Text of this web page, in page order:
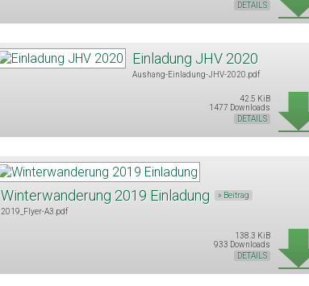
DETAILS
Einladung JHV 2020
Aushang-Einladung-JHV-2020.pdf
42.5 KiB
1477 Downloads
DETAILS
Winterwanderung 2019 Einladung
» Beitrag
2019_Flyer-A3.pdf
138.3 KiB
933 Downloads
DETAILS